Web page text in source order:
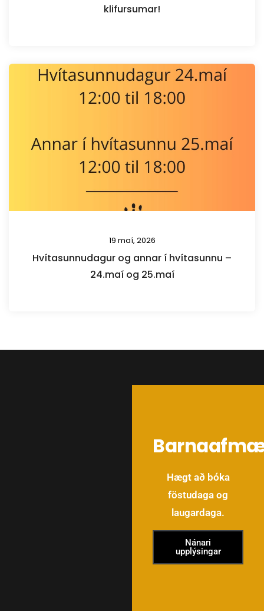
klifursumar!
19 maí, 2026
Hvítasunnudagur og annar í hvítasunnu –
24.maí og 25.maí
Hægt að bóka
föstudaga og
laugardaga.
Nánari
upplýsingar